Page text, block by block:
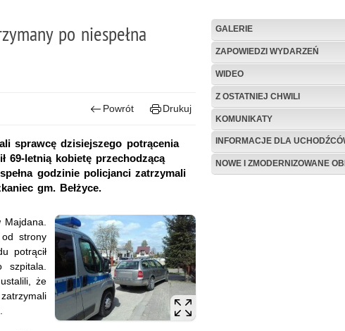
po niespełna
Powrót Drukuj
sprawcę dzisiejszego potrącenia
69-letnią kobietę przechodzącą
godzinie policjanci zatrzymali
gm. Bełżyce.
strony
potrącił
szpitala.
że
GALERIE
ZAPOWIEDZI WYDARZEŃ
WIDEO
Z OSTATNIEJ CHWILI
KOMUNIKATY
INFORMACJE DLA
NOWE I ZMODERNIZOWANE